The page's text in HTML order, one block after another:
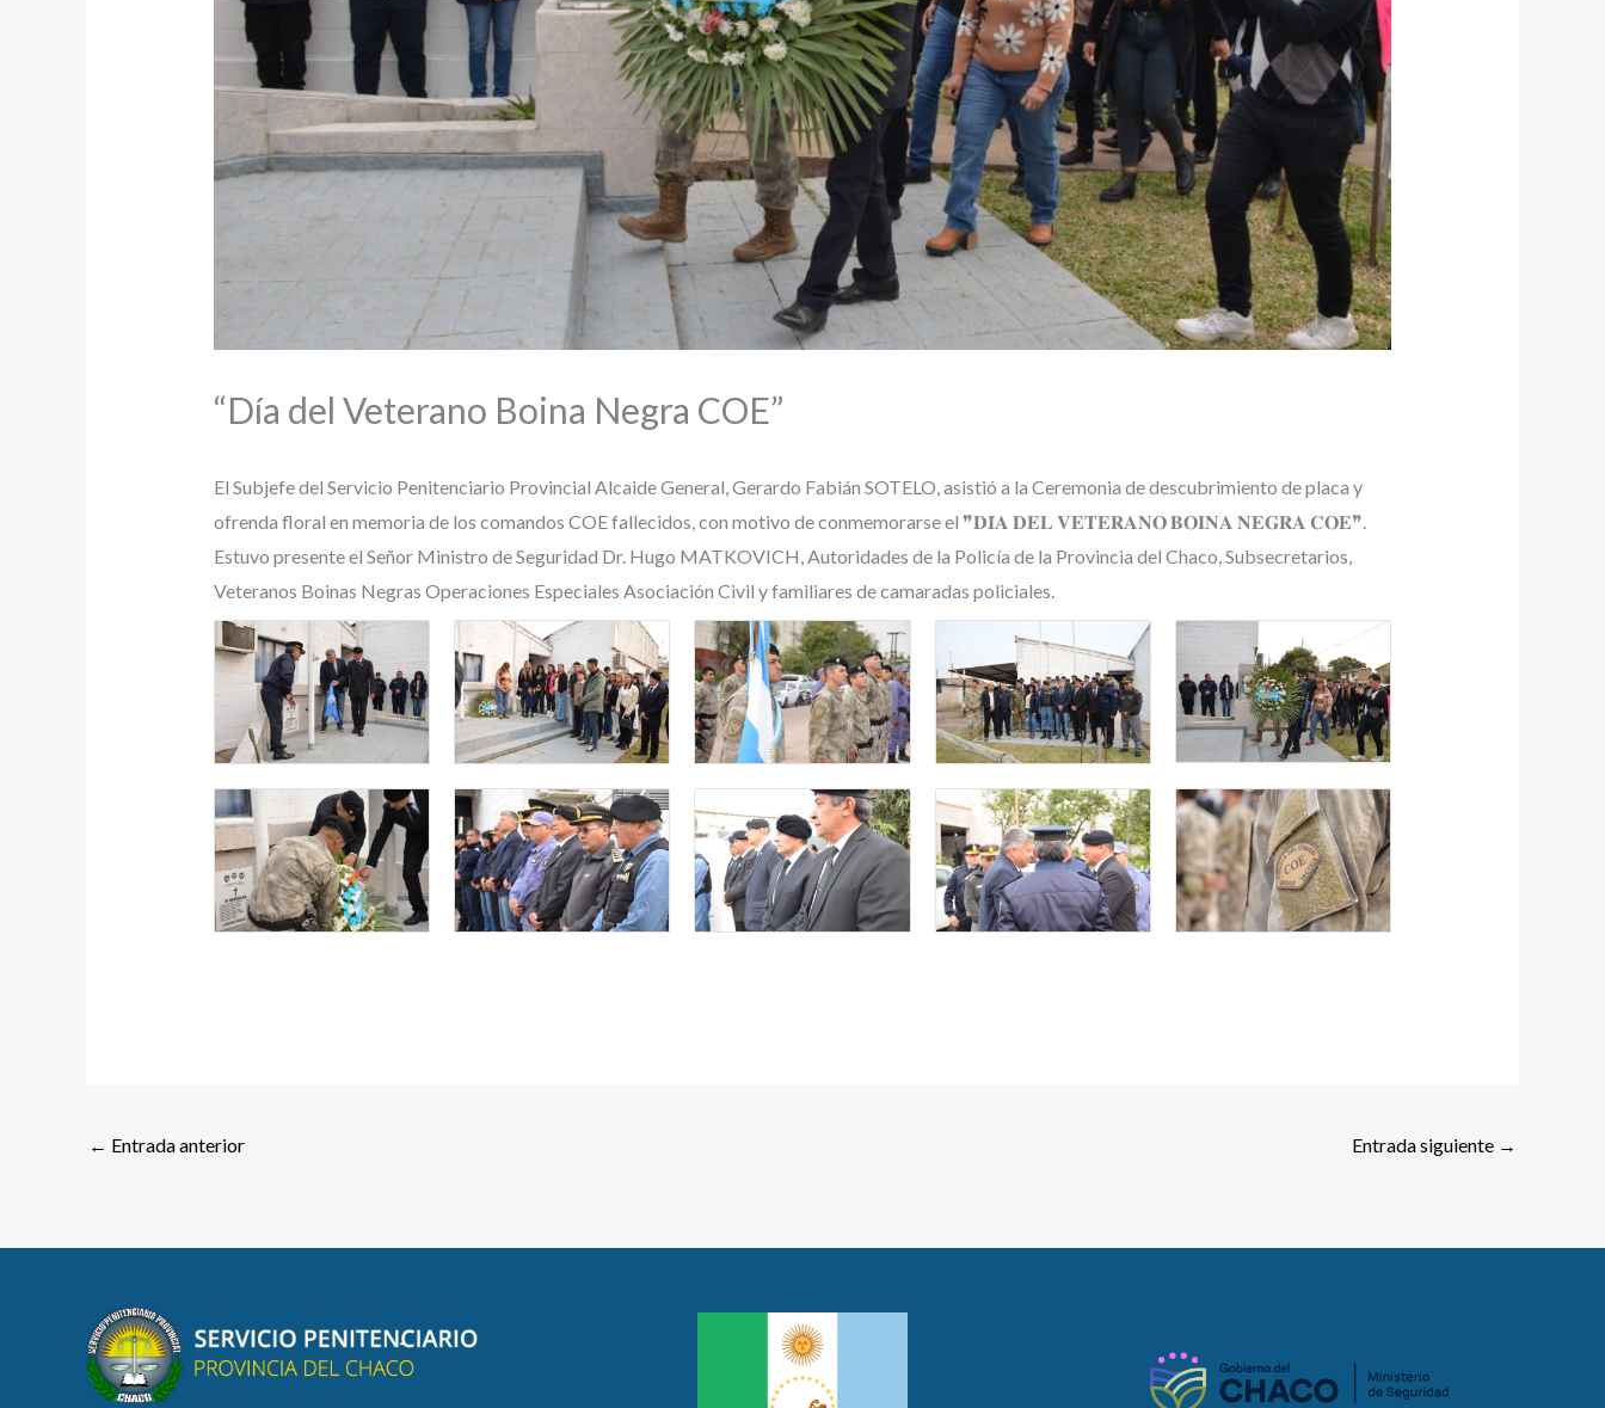
“Día del Veterano Boina Negra COE”
El Subjefe del Servicio Penitenciario Provincial Alcaide General, Gerardo Fabián SOTELO, asistió a la Ceremonia de descubrimiento de placa y
ofrenda floral en memoria de los comandos COE fallecidos, con motivo de conmemorarse el ❞𝐃𝐈́𝐀 𝐃𝐄𝐋 𝐕𝐄𝐓𝐄𝐑𝐀𝐍𝐎 𝐁𝐎𝐈𝐍𝐀 𝐍𝐄𝐆𝐑𝐀 𝐂𝐎𝐄❞.
Estuvo presente el Señor Ministro de Seguridad Dr. Hugo MATKOVICH, Autoridades de la Policía de la Provincia del Chaco, Subsecretarios,
Veteranos Boinas Negras Operaciones Especiales Asociación Civil y familiares de camaradas policiales.
← Entrada anterior Entrada siguiente →